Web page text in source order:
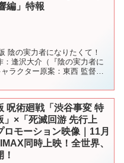
編」特報
陰の実力者になりたくて！
逢沢大介（『陰の実力者に
ラクター原案：東西 監督：
呪術廻戦「渋谷事変 特
」×「死滅回游 先行上
ロモーション映像｜11月
同時上映！全世界、